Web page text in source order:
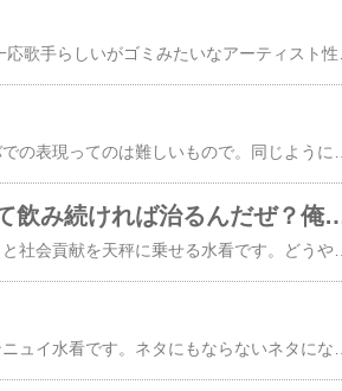
知ってるか？馬鹿は柿の蔕を煎じて飲み続ければ治るん
何事も自分一人でやってみる。水看です。身軽さと社会貢献を天秤に乗せる水看です。どうやら人間として壊れてるところがあるらしい。いつ壊れたのやら。まぁ恋愛感情がジェンダーフリーな時点で壊れてるがなｗ遺伝子的に見れば男なんて全員壊れてるけど。その中でも特に壊れが激しいみたいだ。目を覚ました時に。隣に最愛の人がいること。この幸せを人はもっと考えるべきだと思う。慣れとは恐ろしいもので。空気みたく感じるらしい。経年変化で感情が一定ではいられない。そういうことなのか。気が短いことだ。短慮だ。もっと自分をニュートラルにして。溶けてみるべきだ。そして足りない何かを見つめるべきだ。もしかしたらそれは足下に落ちてるかもしれないし。自分で簡単に作れるかもしれない。安定は飽きを招き。混沌は恐れを導く。人は贅沢なもので。どちらかだけではダメみたいだ。だから。もっと考えるべきだし。もっと努力すべきだし。もっと望むべきだし。もっと許すべきだ。ここで最初の話につながるわけだが。最近壊れた人間の多いことよ。硫化水素ブームだし。大の大人が子供相手に発情するし。簡単に契りを別つ。安直なのはある意味美徳だが。視野を狭めるのも悪いとは言わないが。もっと遠くを見る方がいいんじゃない？まぁ。見えている場所まで行けない人間もいるわけだけど。でも見えてない見ようとしないよりは幾分かマシで。私もたぶん。行けない人間だと思う。